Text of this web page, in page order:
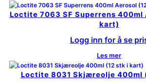
Loctite 7063 SF Superrens 400ml
kart)
Logg inn for å se
Les mer
Loctite 8031 Skjæreolje 400ml